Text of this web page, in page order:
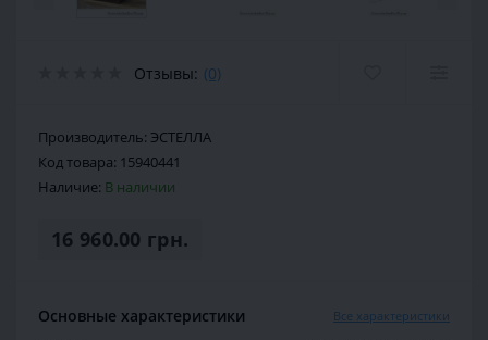
Отзывы: (0)
Производитель: ЭСТЕЛЛА
Код товара: 15940441
Наличие: В наличии
16 960.00 грн.
Основные характеристики Все характеристики